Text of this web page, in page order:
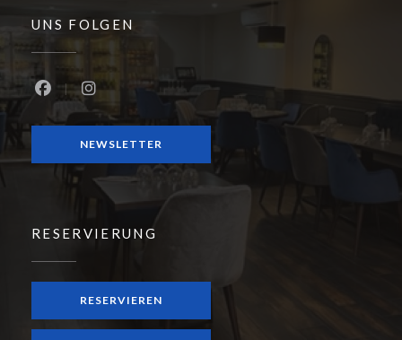
UNS FOLGEN
Facebook ((öffnet ein neues Fenster))
Instagram ((öffnet ein neues Fenster))
NEWSLETTER
RESERVIERUNG
RESERVIEREN